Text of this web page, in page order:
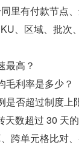
里有付款节点
、区域、批次
最高？
毛利率是多少？
是否超过制度上
数超过 30 天
跨单元格比对